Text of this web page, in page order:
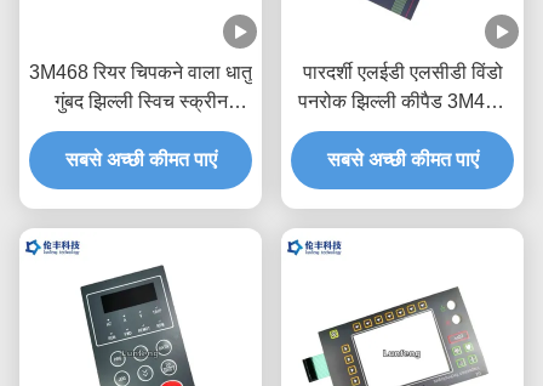
3M468 रियर चिपकने वाला धातु
गुंबद झिल्ली स्विच स्क्रीन
प्रिंटिंग
सबसे अच्छी कीमत पाएं
पारदर्शी एलईडी एलसीडी विंडो
पनरोक झिल्ली कीपैड 3M468
चिपकने वाला
सबसे अच्छी कीमत पाएं